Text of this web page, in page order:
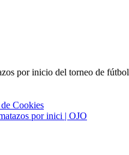
por inicio del torneo de fútbol
Cookies